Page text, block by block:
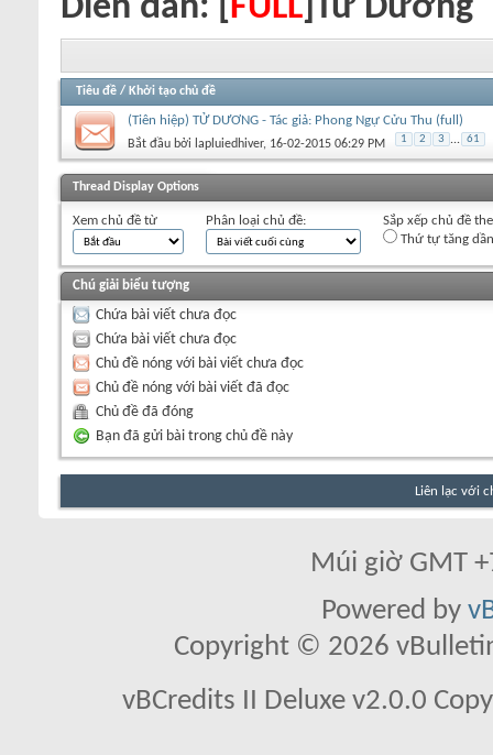
Diễn đàn: [FULL]Tử Dương
Tiêu đề / Khởi tạo chủ đề
(Tiên hiệp) TỬ DƯƠNG - Tác giả: Phong Ngự Cửu Thu (full)
Bắt đầu bởi lapluiedhiver‎, 16-02-2015 06:29 PM 1 2 3 ... 61
+Viết chủ đề mới
Thread Display Options
Xem chủ đề từ Phân loại chủ đề:
Sắp xếp chủ đề
Thứ tự tăng dần
Chú giải biểu tượng
Chứa bài viết chưa đọc
Chứa bài viết chưa đọc
Chủ đề nóng với bài viết chưa đọc
Chủ đề nóng với bài viết đã đọc
Chủ đề đã đóng
Bạn đã gửi bài trong chủ đề này
Liên lạc với
Múi giờ GMT
Powered by
Copyright © 2026
vBCredits II Deluxe v2.0.0